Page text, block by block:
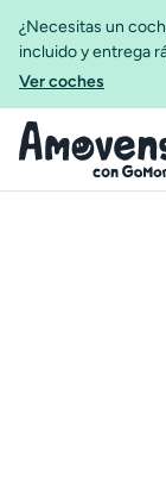
¿Necesitas un
incluido y entrega
Ver coches